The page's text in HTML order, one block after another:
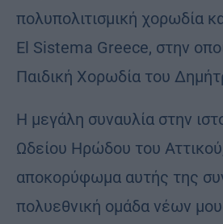
πολυπολιτισμική χορωδία
El Sistema Greece, στην
Παιδική Χορωδία του
Η μεγάλη συναυλία στην
Ωδείου Ηρώδου του
αποκορύφωμα αυτής της
πολυεθνική ομάδα νέων